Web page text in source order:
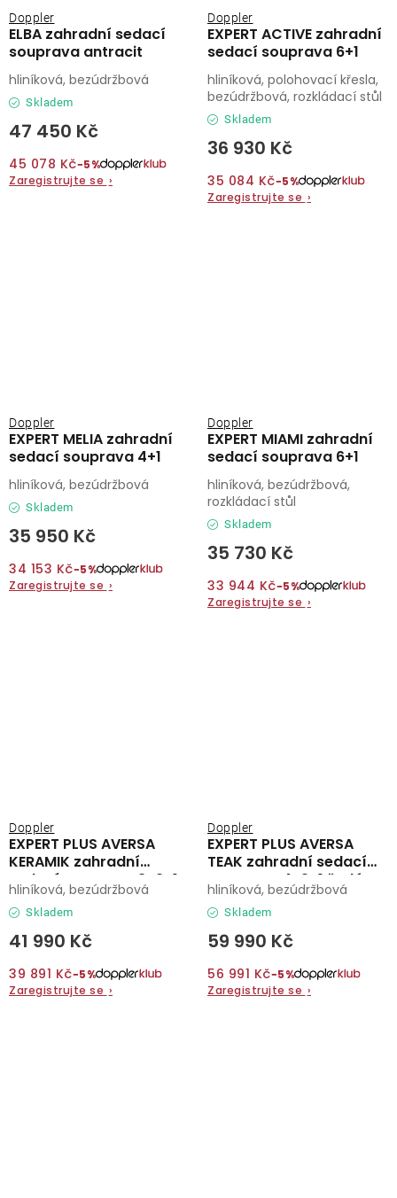
ELBA zahradní sedací
souprava antracit
Doppler
Skladem
47 450 Kč
45 078 Kč−5%
Zaregistrujte se ›
hliníková, bezúdržbová
EXPERT ACTIVE zahradní
sedací souprava 6+1
Doppler
Skladem
36 930 Kč
35 084 Kč−5%
Zaregistrujte se ›
hliníková, polohovací křesla,
bezúdržbová, rozkládací stůl
EXPERT MELIA zahradní
sedací souprava 4+1
Doppler
Skladem
35 950 Kč
34 153 Kč−5%
Zaregistrujte se ›
hliníková, bezúdržbová
EXPERT MIAMI zahradní
sedací souprava 6+1
Doppler
Skladem
35 730 Kč
33 944 Kč−5%
Zaregistrujte se ›
hliníková, bezúdržbová,
rozkládací stůl
EXPERT PLUS AVERSA
KERAMIK zahradní
sedací souprava 3+2+1
antracit
Doppler
Skladem
41 990 Kč
39 891 Kč−5%
Zaregistrujte se ›
hliníková, bezúdržbová
EXPERT PLUS AVERSA
TEAK zahradní sedací
souprava 4+2+1 šedá
Doppler
Skladem
59 990 Kč
56 991 Kč−5%
Zaregistrujte se ›
hliníková, bezúdržbová